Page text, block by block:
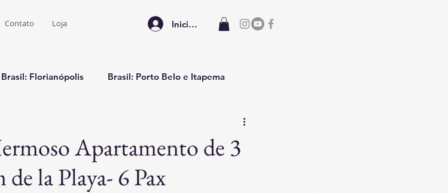
Contato Loja Iniciar sesión
Brasil: Florianópolis Brasil: Porto Belo e Itapema
Apartamento de 3
la Playa- 6 Pax